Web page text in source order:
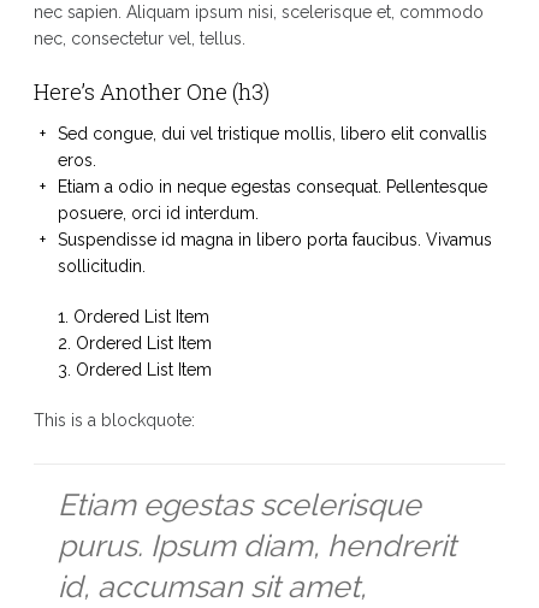
nec sapien. Aliquam ipsum nisi, scelerisque et, commodo
nec, consectetur vel, tellus.
Here’s Another One (h3)
Sed congue, dui vel tristique mollis, libero elit convallis
eros.
Etiam a odio in neque egestas consequat. Pellentesque
posuere, orci id interdum.
Suspendisse id magna in libero porta faucibus. Vivamus
sollicitudin.
Ordered List Item
Ordered List Item
Ordered List Item
This is a blockquote:
Etiam egestas scelerisque
purus. Ipsum diam, hendrerit
id, accumsan sit amet,